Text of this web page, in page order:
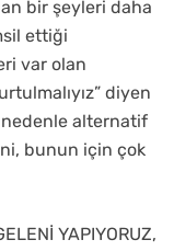
bir şeyleri daha
ettiği
var olan
diyen
alternatif
bunun için çok
YAPIYORUZ,